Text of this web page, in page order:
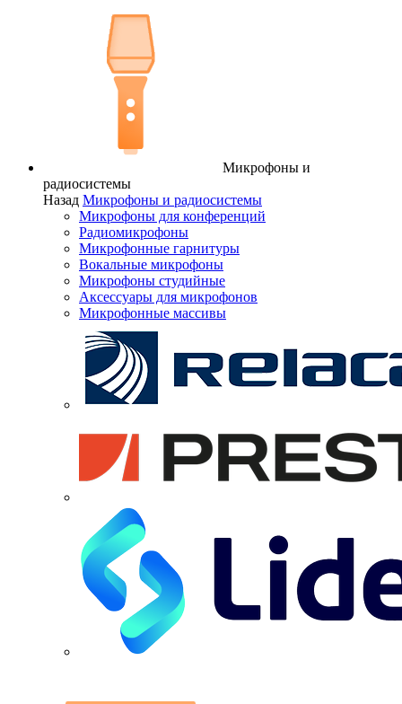
Микрофоны и
радиосистемы
Назад Микрофоны и радиосистемы
Микрофоны для конференций
Радиомикрофоны
Микрофонные гарнитуры
Вокальные микрофоны
Микрофоны студийные
Аксессуары для микрофонов
Микрофонные массивы